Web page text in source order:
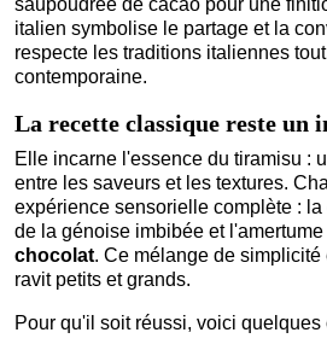
italien symbolise le partage et la
respecte les traditions italiennes
contemporaine.
La recette classique reste un
Elle incarne l'essence du tiramisu :
entre les saveurs et les textures.
expérience sensorielle complète :
de la génoise imbibée et
chocolat. Ce mélange de
ravit petits et grands.
Pour qu'il soit réussi, voici